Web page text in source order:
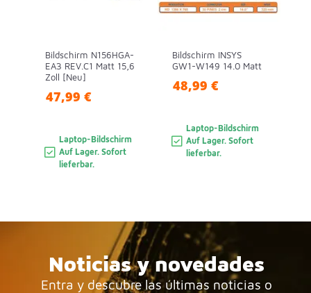
Bildschirm N156HGA-
EA3 REV.C1 Matt 15,6
Zoll [Neu]
47,99 €
Laptop-Bildschirm
Auf Lager. Sofort
lieferbar.
Bildschirm INSYS
GW1-W149 14.0 Matt
48,99 €
Laptop-Bildschirm
Auf Lager. Sofort
lieferbar.
Noticias y novedades
Entra y descubre las últimas noticias o